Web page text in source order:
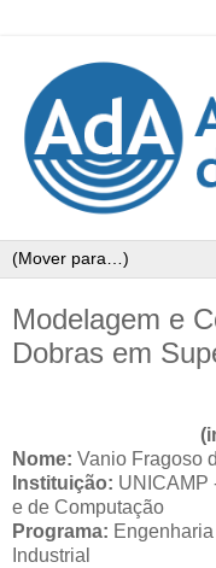
Modelagem e
Dobras em
Nome: Vanio Fragoso
Instituição: UNICAMP
e de Computação
Programa:
Industrial